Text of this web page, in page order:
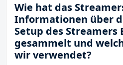
Wie hat das
Informationen über
Setup des Streamers
gesammelt und
wir verwendet?